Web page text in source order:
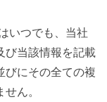
いつでも、当社
び当該情報を記載
びにその全ての複
ん。